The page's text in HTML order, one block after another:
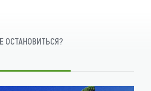
ОСТАНОВИТЬСЯ?